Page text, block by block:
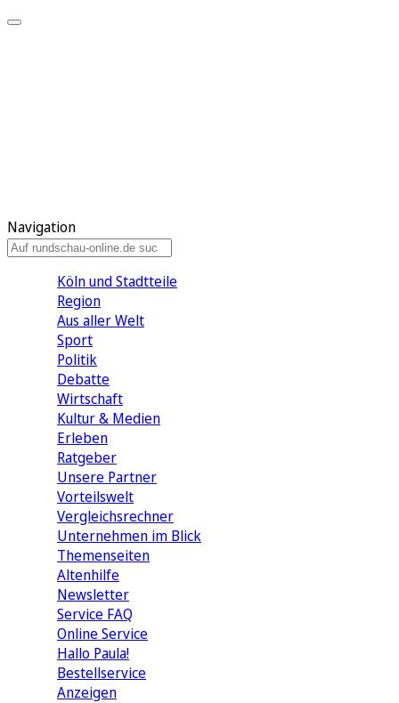
Navigation
Köln und Stadtteile
Region
Aus aller Welt
Sport
Politik
Debatte
Wirtschaft
Kultur & Medien
Erleben
Ratgeber
Unsere Partner
Vorteilswelt
Vergleichsrechner
Unternehmen im Blick
Themenseiten
Altenhilfe
Newsletter
Service FAQ
Online Service
Hallo Paula!
Bestellservice
Anzeigen